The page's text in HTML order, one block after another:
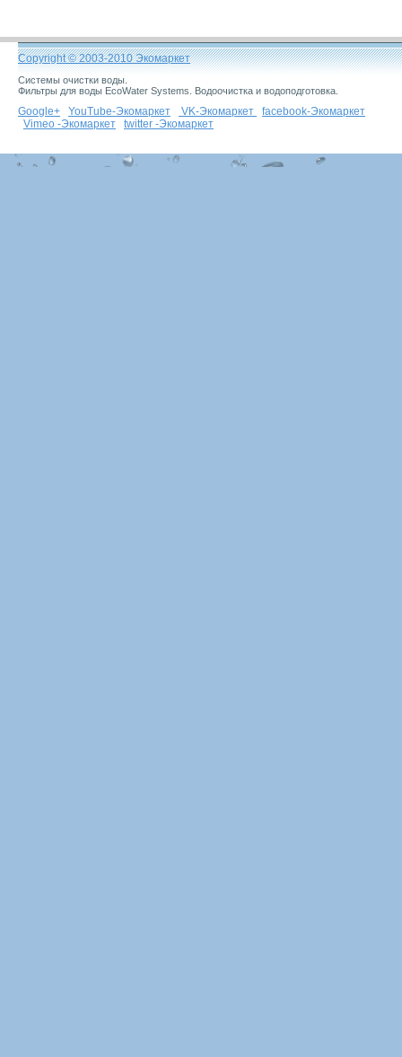
Фильтры для воды EcoWater Systems. Водоочистка и водоподготовка.
VK-Экомаркет